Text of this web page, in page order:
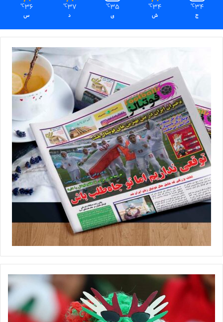
34
℃
ج
34
℃
ش
35
℃
ی
37
℃
د
36
℃
س